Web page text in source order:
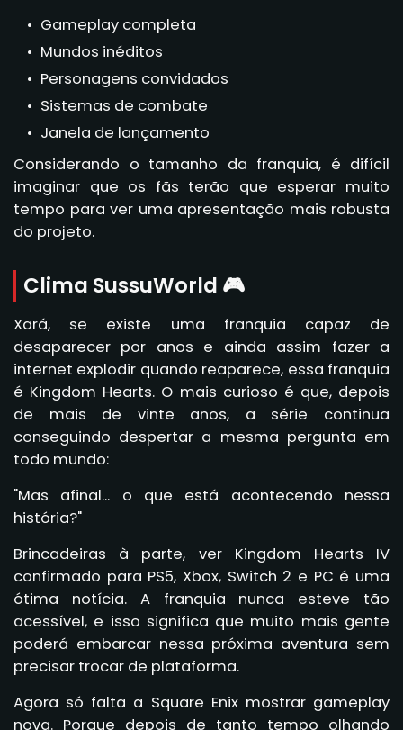
Gameplay completa
Mundos inéditos
Personagens convidados
Sistemas de combate
Janela de lançamento
Considerando o tamanho da franquia, é difícil
imaginar que os fãs terão que esperar muito
tempo para ver uma apresentação mais robusta
do projeto.
Clima SussuWorld 🎮
Xará, se existe uma franquia capaz de
desaparecer por anos e ainda assim fazer a
internet explodir quando reaparece, essa franquia
é Kingdom Hearts. O mais curioso é que, depois
de mais de vinte anos, a série continua
conseguindo despertar a mesma pergunta em
todo mundo:
"Mas afinal... o que está acontecendo nessa
história?"
Brincadeiras à parte, ver Kingdom Hearts IV
confirmado para PS5, Xbox, Switch 2 e PC é uma
ótima notícia. A franquia nunca esteve tão
acessível, e isso significa que muito mais gente
poderá embarcar nessa próxima aventura sem
precisar trocar de plataforma.
Agora só falta a Square Enix mostrar gameplay
nova. Porque depois de tanto tempo olhando